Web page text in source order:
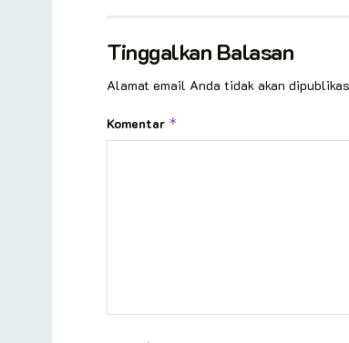
Tinggalkan Balasan
Alamat email Anda tidak akan
Komentar *